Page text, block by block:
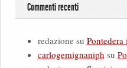
Commenti recenti
redazionesu
carlogemignaniph su